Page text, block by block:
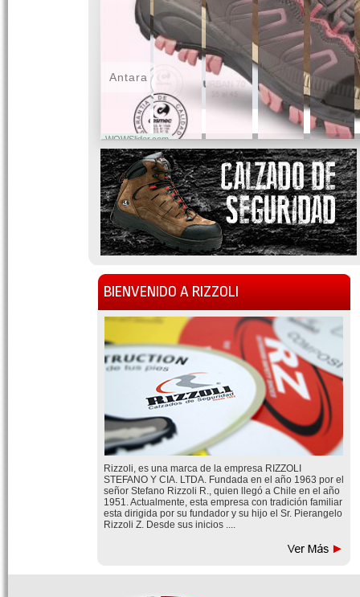
WOWSlider.com
Antara
BIENVENIDO A RIZZOLI
Rizzoli, es una marca de la empresa RIZZOLI
STEFANO Y CIA. LTDA. Fundada en el año 1963 por el
señor Stefano Rizzoli R., quien llegó a Chile en el año
1951. Actualmente, esta empresa con tradición familiar
esta dirigida por su fundador y su hijo el Sr. Pierangelo
Rizzoli Z. Desde sus inicios ....